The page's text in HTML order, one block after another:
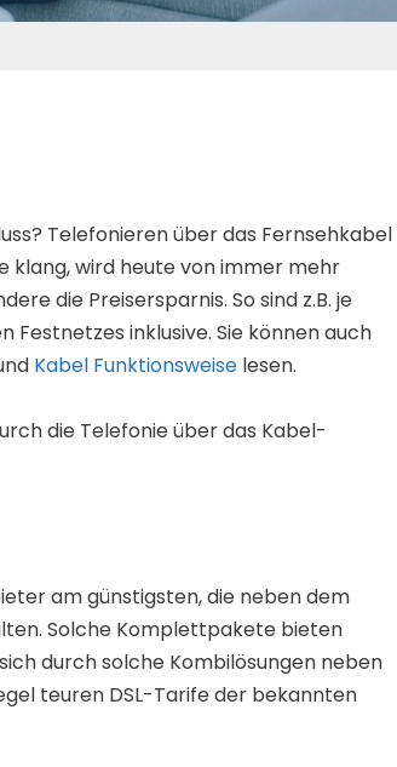
Telefonieren über das Fernsehkabel
klang, wird heute von immer mehr
die Preisersparnis. So sind z.B. je
inklusive. Sie können auch
Kabel Funktionsweise lesen.
die Telefonie über das Kabel-
am günstigsten, die neben dem
Solche Komplettpakete bieten
durch solche Kombilösungen neben
teuren DSL-Tarife der bekannten